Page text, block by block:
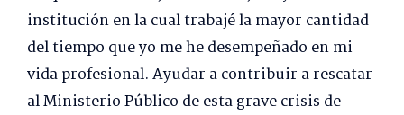
institución en la cual trabajé la mayor cantidad
del tiempo que yo me he desempeñado en mi
vida profesional. Ayudar a contribuir a rescatar
al Ministerio Público de esta grave crisis de